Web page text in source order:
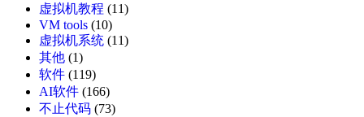
虚拟机教程 (11)
VM tools (10)
虚拟机系统 (11)
其他 (1)
软件 (119)
AI软件 (166)
不止代码 (73)